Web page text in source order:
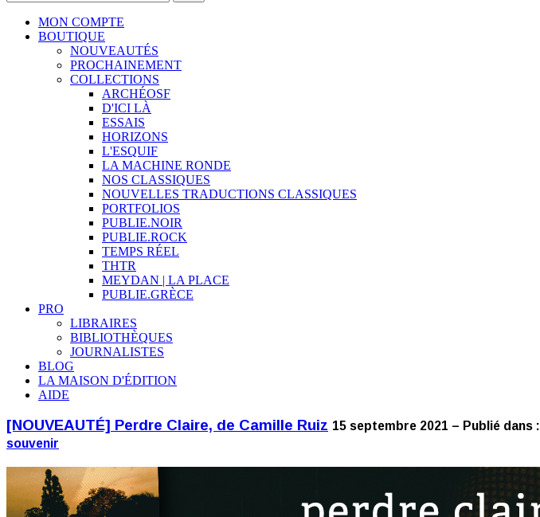
MON COMPTE
BOUTIQUE
NOUVEAUTÉS
PROCHAINEMENT
COLLECTIONS
ARCHÉOSF
D'ICI LÀ
ESSAIS
HORIZONS
L'ESQUIF
LA MACHINE RONDE
NOS CLASSIQUES
NOUVELLES TRADUCTIONS CLASSIQUES
PORTFOLIOS
PUBLIE.NOIR
PUBLIE.ROCK
TEMPS RÉEL
THTR
MEYDAN | LA PLACE
PUBLIE.GRÈCE
PRO
LIBRAIRES
BIBLIOTHÈQUES
JOURNALISTES
BLOG
LA MAISON D'ÉDITION
AIDE
[NOUVEAUTÉ] Perdre Claire, de Camille Ruiz 15 septembre 2021 – Publié dans :
souvenir